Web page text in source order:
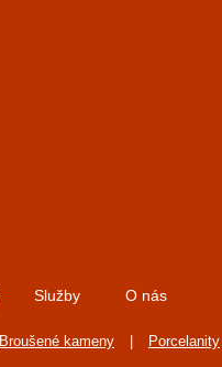
Služby O nás
Broušené kameny Porcelanity